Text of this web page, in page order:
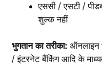
एससी / एसटी /
शुल्क नहीं
भुगतान का तरीका: ऑनलाइन
/ इंटरनेट बैंकिंग आदि के